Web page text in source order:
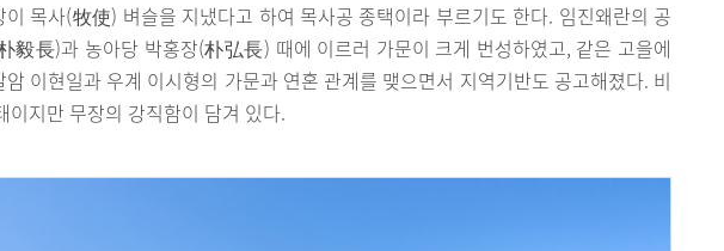
목사(牧使) 벼슬을 지냈다고 하여 목사공 종택이라 부르기도 한다. 임진왜란의 공
毅長)과 농아당 박홍장(朴弘長) 때에 이르러 가문이 크게 번성하였고, 같은 고을에
이현일과 우계 이시형의 가문과 연혼 관계를 맺으면서 지역기반도 공고해졌다. 비
이지만 무장의 강직함이 담겨 있다.